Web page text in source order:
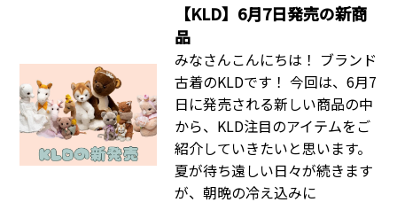
【KLD】6月7日発売の新商
品
みなさんこんにちは！ ブランド
古着のKLDです！ 今回は、6月7
日に発売される新しい商品の中
から、KLD注目のアイテムをご
紹介していきたいと思います。
夏が待ち遠しい日々が続きます
が、朝晩の冷え込みに